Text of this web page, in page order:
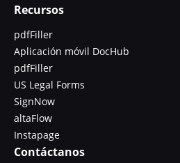
Recursos
pdfFiller
Aplicación móvil DocHub
pdfFiller
US Legal Forms
SignNow
altaFlow
Instapage
Contáctanos